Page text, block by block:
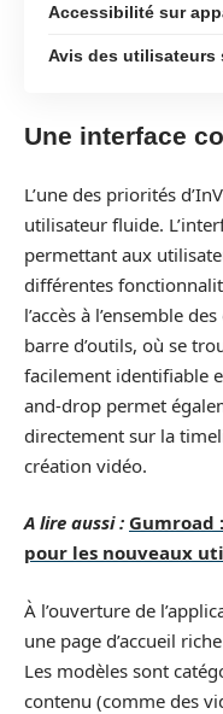
Accessibilité sur
Avis des utilisateurs
Une interface
L’une des priorités
utilisateur fluide.
permettant aux
différentes
l’accès à l’ensemble
barre d’outils, où se
facilement identifiable
and-drop permet
directement sur la
création vidéo.
A lire aussi :
pour les nouveaux
À l’ouverture de
une page d’accueil
Les modèles sont
contenu (comme des